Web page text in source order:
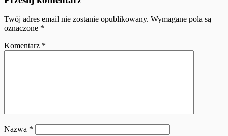
Twój adres email nie zostanie opublikowany. Wymagane pola są
oznaczone *
Komentarz *
Nazwa *